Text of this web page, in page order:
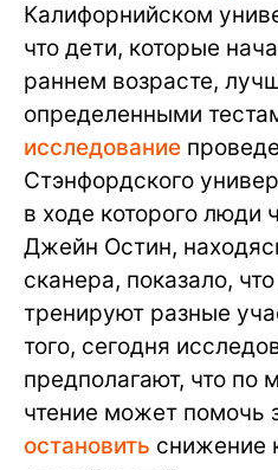
Калифорнийском
что дети, которые
раннем возрасте,
определенными
исследование
Стэнфордского
в ходе которого люди
Джейн Остин,
сканера, показало,
тренируют разные
того, сегодня
предполагают, что по
чтение может помочь
остановить снижение